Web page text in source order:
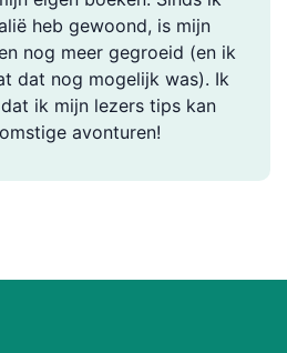
heb gewoond, is mijn
nog meer gegroeid (en ik
dat nog mogelijk was). Ik
ik mijn lezers tips kan
avonturen!